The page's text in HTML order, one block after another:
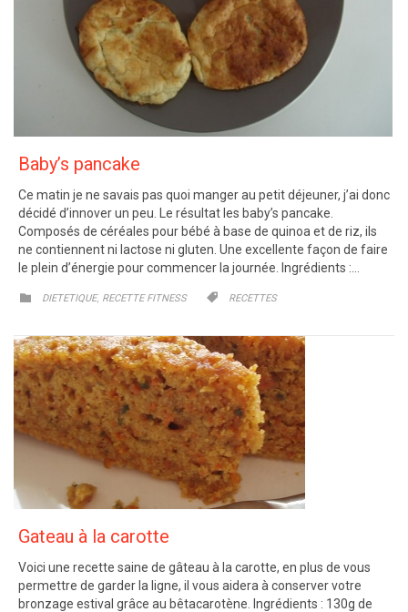
Baby’s pancake
Ce matin je ne savais pas quoi manger au petit déjeuner, j’ai donc
décidé d’innover un peu. Le résultat les baby’s pancake.
Composés de céréales pour bébé à base de quinoa et de riz, ils
ne contiennent ni lactose ni gluten. Une excellente façon de faire
le plein d’énergie pour commencer la journée. Ingrédients :…
 CATEGORY
DIETETIQUE, RECETTE FITNESS  CATEGORY
RECETTES
Gateau à la carotte
Voici une recette saine de gâteau à la carotte, en plus de vous
permettre de garder la ligne, il vous aidera à conserver votre
bronzage estival grâce au bêtacarotène. Ingrédients : 130g de